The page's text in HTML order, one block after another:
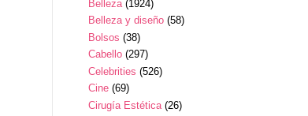
Belleza (1924)
Belleza y diseño (58)
Bolsos (38)
Cabello (297)
Celebrities (526)
Cine (69)
Cirugía Estética (26)